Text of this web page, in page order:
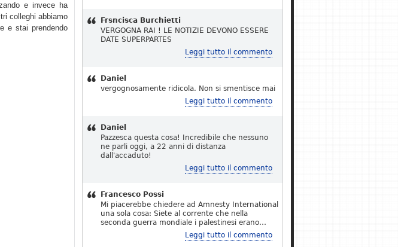
e invece ha
colleghi abbiamo
e stai prendendo
Frsncisca Burchietti
VERGOGNA RAI ! LE NOTIZIE DEVONO ESSERE
DATE SUPERPARTES
Leggi tutto il commento
Daniel
vergognosamente ridicola. Non si smentisce mai
Leggi tutto il commento
Daniel
Pazzesca questa cosa! Incredibile che nessuno
ne parli oggi, a 22 anni di distanza
dall'accaduto!
Leggi tutto il commento
Francesco Possi
Mi piacerebbe chiedere ad Amnesty International
una sola cosa: Siete al corrente che nella
seconda guerra mondiale i palestinesi erano…
Leggi tutto il commento